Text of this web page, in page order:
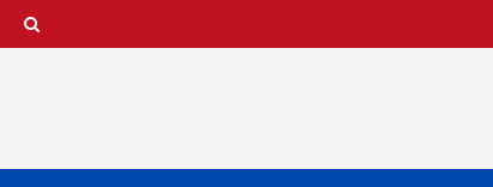
Saltar